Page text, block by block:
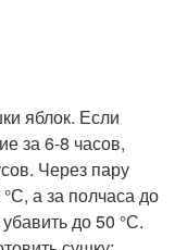
яблок. Если
за 6-8 часов,
Через пару
а за полчаса до
до 50 °С.